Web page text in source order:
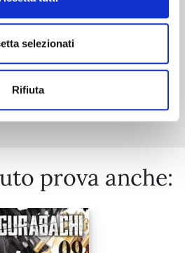
selezionati
Rifiuta
Mostra tutto
prova anche: